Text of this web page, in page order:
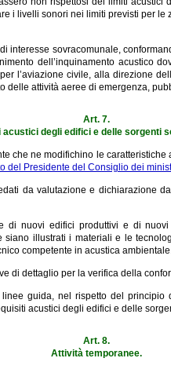
i livelli sonori nei limiti previsti per le
interesse sovracomunale,
dell’inquinamento acustico
l’aviazione civile, alla direzione
delle attività aeree di emergenza,
Art. 7.
acustici degli edifici e delle sorgenti
che ne modifichino le
del Presidente del Consiglio dei
da valutazione e dichiarazione
di nuovi edifici produttivi e di
illustrati i materiali e le
competente in acustica
di dettaglio per la verifica della
guida, nel rispetto del principio
acustici degli edifici e delle
Art. 8.
Attività temporanee.